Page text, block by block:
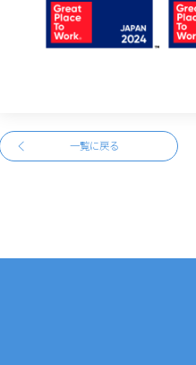
一覧に戻る